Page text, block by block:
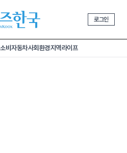
로그인
소비 자동차사회환경지역라이프